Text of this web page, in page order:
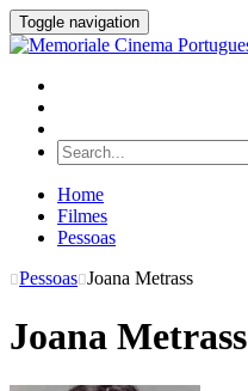
Toggle navigation
Home
Filmes
Pessoas
Pessoas Joana Metrass
Joana Metrass